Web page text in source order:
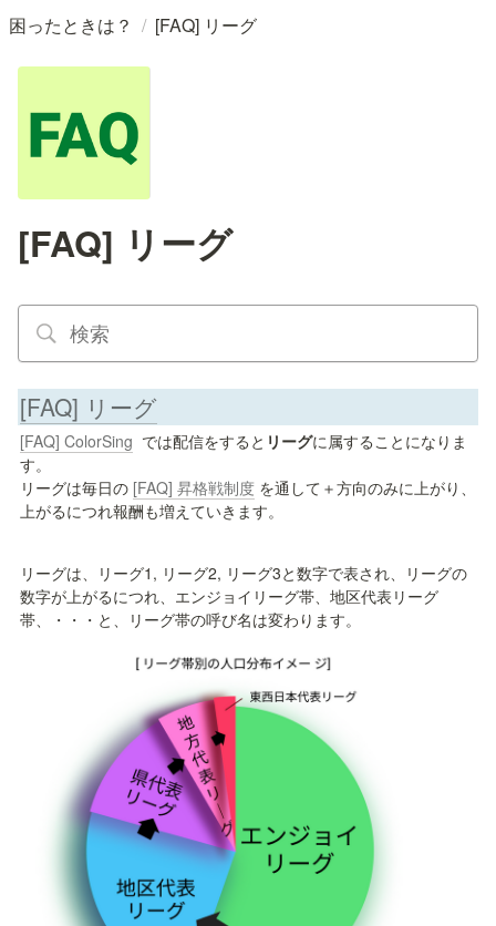
困ったときは？ / [FAQ] リーグ
[FAQ] リーグ
[FAQ] リーグ
[FAQ] ColorSing では配信をすると リーグに属することになりま
す。
リーグは毎日の [FAQ] 昇格戦制度 を通して＋方向のみに上がり、
上がるにつれ報酬も増えていきます。
リーグは、リーグ1, リーグ2, リーグ3と数字で表され、リーグの
数字が上がるにつれ、エンジョイリーグ帯、地区代表リーグ
帯、・・・と、リーグ帯の呼び名は変わります。